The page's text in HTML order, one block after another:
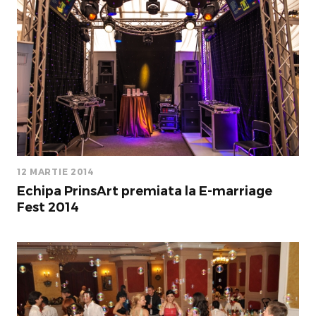
12 MARTIE 2014
Echipa PrinsArt premiata la E-marriage
Fest 2014